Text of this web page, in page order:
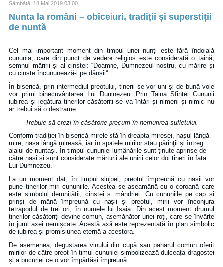
Sâmbătă, 18 Mai 2019 03:00
Nunta la români – obiceiuri, tradiții și superstiții
de nuntă
Cel mai important moment din timpul unei nunți este fără îndoială
cununia, care din punct de vedere religios este considerată o taină,
semnul măririi și al cinstei: “Doamne, Dumnezeul nostru, cu mărire și
cu cinste încununează-i pe dânșii“.
În biserică, prin intermediul preotului, tinerii se vor uni și de bună voie
vor primi binecuvântarea Lui Dumnezeu. Prin Taina Sfintei Cununii
iubirea și legătura tinerilor căsătoriți se va întări și nimeni și nimic nu
ar trebui să o destrame.
Trebuie să crezi în căsătorie precum în nemurirea sufletului.
Conform tradiției în biserică mirele stă în dreapta miresei, nașul lângă
mire, nașa lângă mireasă, iar în spatele mirilor stau părinţii și întreg
alaiul de nuntași. În timpul cununiei lumânările sunt ținute aprinse de
către nași și sunt considerate mărturii ale unirii celor doi tineri în fața
Lui Dumnezeu.
La un moment dat, în timpul slujbei, preotul împreună cu nașii vor
pune tinerilor miri cununiile. Acestea se aseamănă cu o coroană care
este simbolul demnității, cinstei și mândriei. Cu cununiile pe cap și
prinși de mână împreună cu nașii și preotul, mirii vor înconjura
tetrapodul de trei ori, în numele lui Isaia. Din acest moment drumul
tinerilor căsătoriți devine comun, asemănător unei roți, care se învârte
în jurul axei nemișcate. Acestă axă este reprezentată în plan simbolic
de iubirea și promisiunea eternă a acestora.
De asemenea, degustarea vinului din cupă sau paharul comun oferit
mirilor de către preot în timul cununiei simbolizează dulceața dragostei
și a bucuriei ce o vor împărtăși împreună.